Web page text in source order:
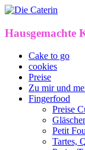
Hausgemachte
Cake to go
cookies
Preise
Zu mir und
Fingerfood
Preise
Petit
Tartes,